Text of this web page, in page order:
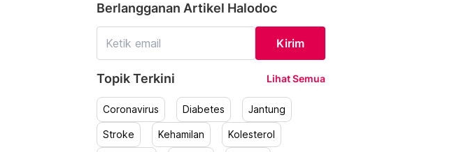
Berlangganan Artikel Halodoc
Kirim
Topik Terkini Lihat Semua
Coronavirus Diabetes Jantung
Stroke Kehamilan Kolesterol